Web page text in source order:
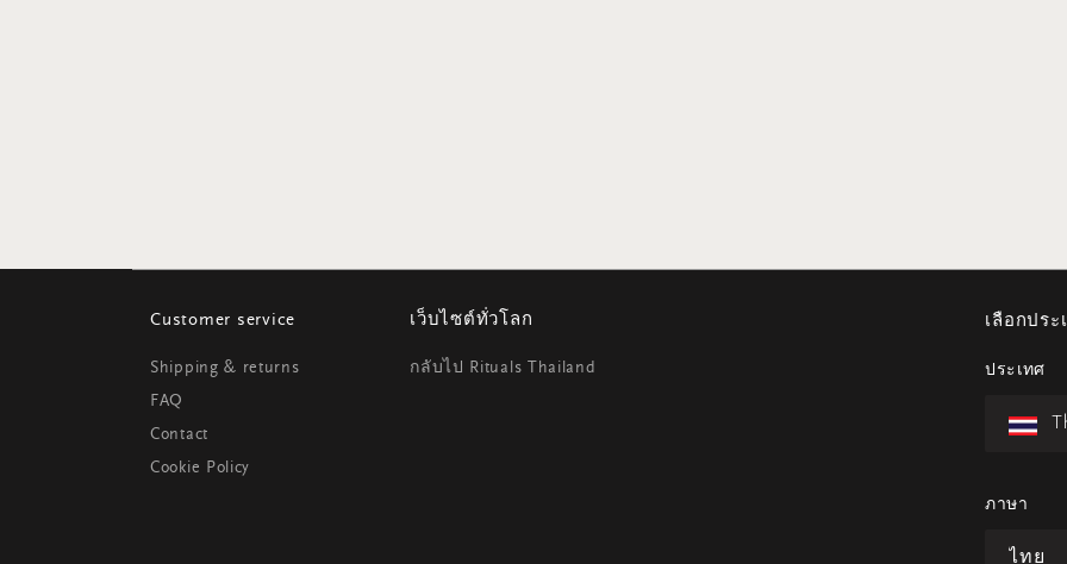
Customer service
Shipping & returns
FAQ
Contact
Cookie Policy
เว็บไซต์ทั่วโลก
กลับไป Rituals Thailand
เลือกประ
ประเทศ
ภาษา
ไทย